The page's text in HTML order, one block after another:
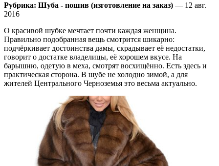
Рубрика: Шуба - пошив (изготовление на заказ) — 12 авг.
2016
О красивой шубке мечтает почти каждая женщина.
Правильно подобранная вещь смотрится шикарно:
подчёркивает достоинства дамы, скрадывает её недостатки,
говорит о достатке владелицы, её хорошем вкусе. На
барышню, одетую в меха, смотрят восхищённо. Есть здесь и
практическая сторона. В шубе не холодно зимой, а для
жителей Центрального Черноземья это весьма актуально.